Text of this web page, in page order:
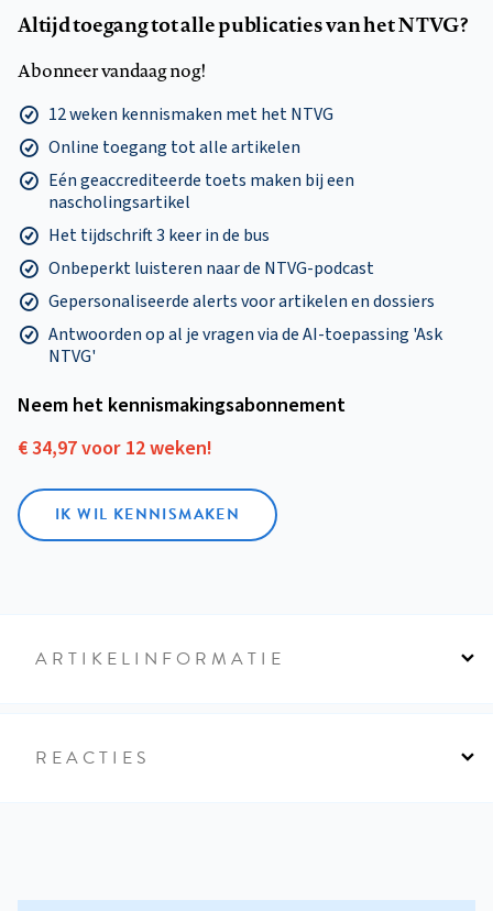
Altijd toegang tot alle publicaties van het NTVG?
Abonneer vandaag nog!
12 weken kennismaken met het NTVG
Online toegang tot alle artikelen
Eén geaccrediteerde toets maken bij een
nascholingsartikel
Het tijdschrift 3 keer in de bus
Onbeperkt luisteren naar de NTVG-podcast
Gepersonaliseerde alerts voor artikelen en dossiers
Antwoorden op al je vragen via de AI-toepassing 'Ask
NTVG'
Neem het kennismakings­abonnement
€ 34,97 voor 12 weken!
IK WIL KENNISMAKEN
ARTIKELINFORMATIE
REACTIES